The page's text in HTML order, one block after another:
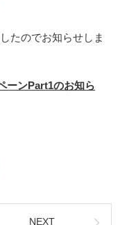
たのでお知らせしま
ーンPart1のお知ら
NEXT